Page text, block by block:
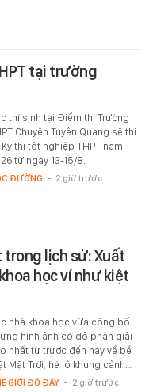
tại trường
thí sinh tại Điểm thi Trường
Chuyên Tuyên Quang sẽ thi
Kỳ thi tốt nghiệp THPT năm
từ ngày 13-15/8.
ĐƯỜNG - 2 giờ trước
trong lịch sử: Xuất
học ví như kiệt
nhà khoa học vừa công bố
hình ảnh có độ phân giải
nhất từ trước đến nay về bề
Mặt Trời, hé lộ khung cảnh…
GIỚI ĐÓ ĐÂY - 2 giờ trước